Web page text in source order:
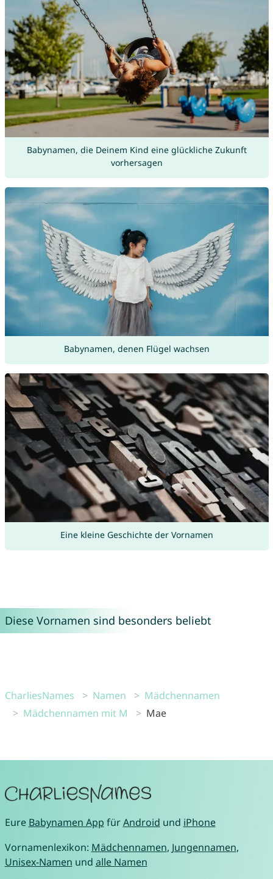
Babynamen, die Deinem Kind eine glückliche Zukunft
vorhersagen
Babynamen, denen Flügel wachsen
Eine kleine Geschichte der Vornamen
Diese Vornamen sind besonders beliebt
CharliesNames Namen
Mädchennamen
Mädchennamen mit M
Mae
Eure Babynamen App fürAndroid und iPhone
Vornamenlexikon: Mädchennamen, Jungennamen,
Unisex-Namen und alle Namen